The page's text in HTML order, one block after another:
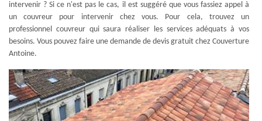
intervenir ? Si ce n'est pas le cas, il est suggéré que vous fassiez appel à
un couvreur pour intervenir chez vous. Pour cela, trouvez un
professionnel couvreur qui saura réaliser les services adéquats à vos
besoins. Vous pouvez faire une demande de devis gratuit chez Couverture
Antoine.